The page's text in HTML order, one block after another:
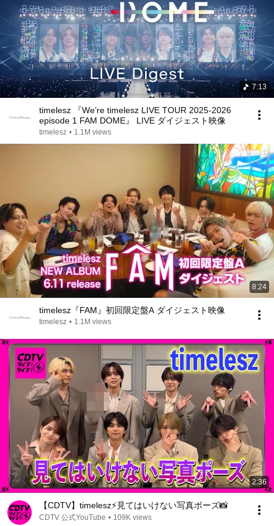
7:13
timelesz 『We’re timelesz LIVE TOUR 2025-2026
episode 1 FAM DOME』 LIVE ダイジェスト映像
timelesz • 1.1M views
8:24
timelesz『FAM』初回限定盤A ダイジェスト映像
timelesz • 1.1M views
2:36
【CDTV】timelesz⚡️見てはいけない写真ポーズ📸
CDTV 公式YouTube • 109K views